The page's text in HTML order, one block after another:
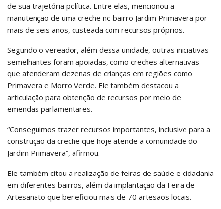
de sua trajetória política. Entre elas, mencionou a
manutenção de uma creche no bairro Jardim Primavera por
mais de seis anos, custeada com recursos próprios.
Segundo o vereador, além dessa unidade, outras iniciativas
semelhantes foram apoiadas, como creches alternativas
que atenderam dezenas de crianças em regiões como
Primavera e Morro Verde. Ele também destacou a
articulação para obtenção de recursos por meio de
emendas parlamentares.
“Conseguimos trazer recursos importantes, inclusive para a
construção da creche que hoje atende a comunidade do
Jardim Primavera”, afirmou.
Ele também citou a realização de feiras de saúde e cidadania
em diferentes bairros, além da implantação da Feira de
Artesanato que beneficiou mais de 70 artesãos locais.